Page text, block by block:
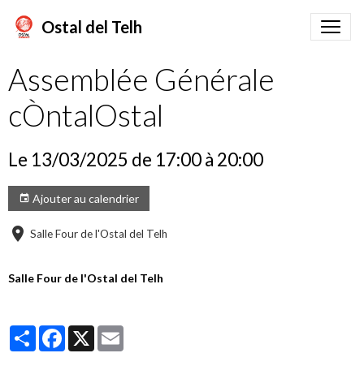
Ostal del Telh
Assemblée Générale
cÒntalOstal
Le 13/03/2025 de 17:00à 20:00
Ajouter au calendrier
Salle Four de l'Ostal del Telh
Salle Four de l'Ostal del Telh
PartagerFacebook
X